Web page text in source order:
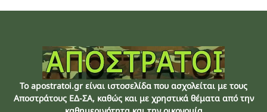
Το apostratoi.gr είναι ιστοσελίδα που ασχολείται με τους
Αποστράτους EΔ-ΣΑ, καθώς και με χρηστικά θέματα από την